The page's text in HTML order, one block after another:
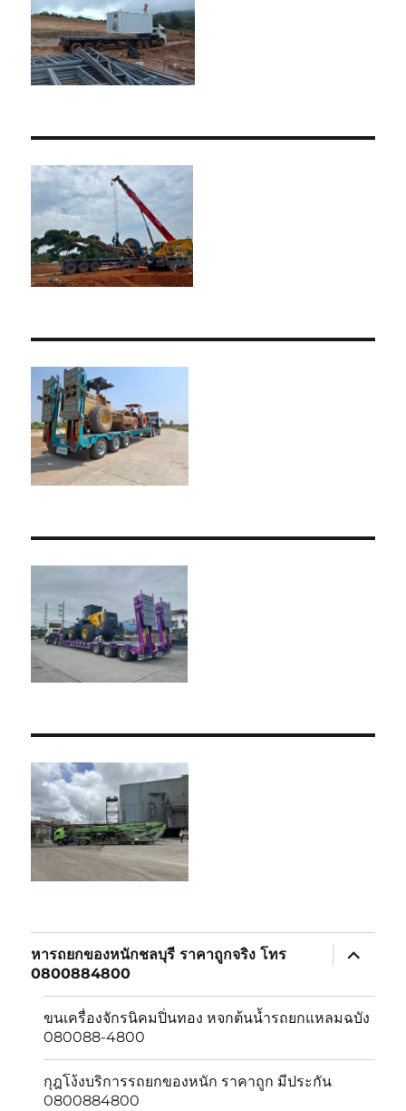
หารถยกของหนักชลบุรี ราคาถูกจริง โทร
0800884800
expand
child
ขนเครื่องจักรนิคมปิ่นทอง หจกต้นน้ำรถยกแหลมฉบัง
080088-4800
กุฎโง้งบริการรถยกของหนัก ราคาถูก มีประกัน
0800884800